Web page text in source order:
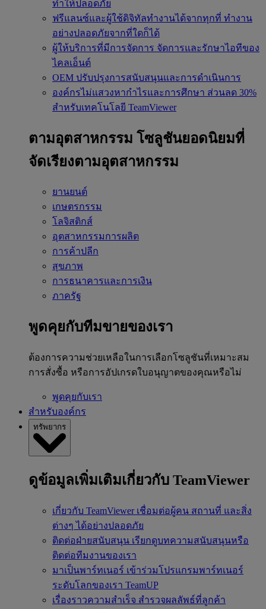
ทำให้ปลอดภัย
ฟรีแลนซ์และผู้ใช้ดิจิทัลทำงานได้จากทุกที่ ทำงาน
อย่างปลอดภัยจากที่ใดก็ได้
ผู้ให้บริการที่มีการจัดการ จัดการและรักษาไอทีของ
ไคลเอ็นต์
OEM ปรับปรุงการสนับสนุนและการดำเนินการ
องค์กรไม่แสวงหากำไรและการศึกษา ส่วนลด 30%
สำหรับเทคโนโลยี TeamViewer
ตามอุตสาหกรรม โซลูชันยอดนิยมที่
จัดเรียงตามอุตสาหกรรม
ยานยนต์
เกษตรกรรม
โลจิสติกส์
อุตสาหกรรมการผลิต
การค้าปลีก
สุขภาพ
การธนาคารและการเงิน
ภาครัฐ
พูดคุยกับทีมขายของเรา
ต้องการความช่วยเหลือในการเลือกโซลูชันที่เหมาะสม
การสั่งซื้อ หรือการอัปเกรดใบอนุญาตของคุณหรือไม่
พูดคุยกับเรา
สำหรับองค์กร
ทรัพยากร
ดูข้อมูลเพิ่มเติมเกี่ยวกับ TeamViewer
เกี่ยวกับ TeamViewer เชื่อมต่อผู้คน สถานที่ และสิ่ง
ต่างๆ ได้อย่างปลอดภัย
ติดต่อฝ่ายสนับสนุน เรียกดูบทความสนับสนุนหรือ
ติดต่อทีมงานของเรา
มาเป็นพาร์ทเนอร์ เข้าร่วมโปรแกรมพาร์ทเนอร์
ระดับโลกของเรา TeamUP
เรื่องราวความสำเร็จ สำรวจผลลัพธ์ที่ลูกค้า